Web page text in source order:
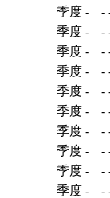
季度 - -
季度 - -
季度 - -
季度 - -
季度 - -
季度 - -
季度 - -
季度 - -
季度 - -
季度 - -